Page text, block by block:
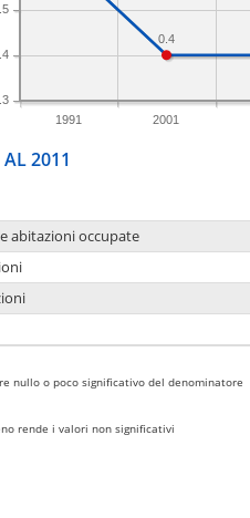
1991 2001
0.4
2011
abitazioni occupate
nullo o poco significativo del denominatore
rende i valori non significativi